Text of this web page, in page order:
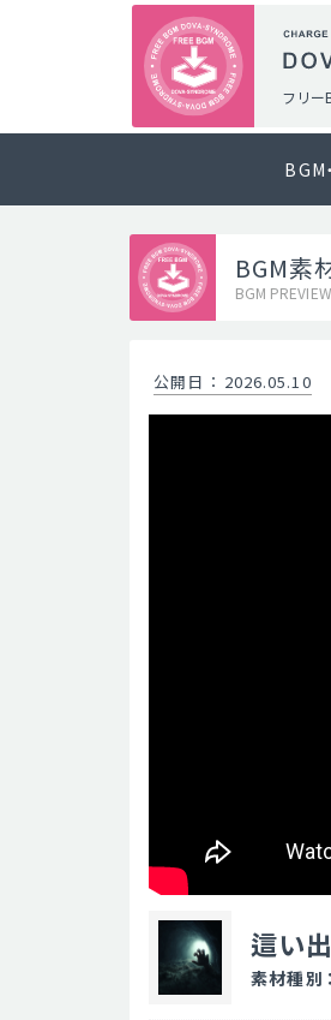
フリー
BGM
BGM素
BGM PREVIEW
公開日 ： 2026.05.10
這い
素材種別 ：